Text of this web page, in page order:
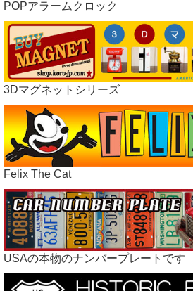
POPアラームクロック
3Dマグネットシリーズ
Felix The Cat
USAの本物のナンバープレートです